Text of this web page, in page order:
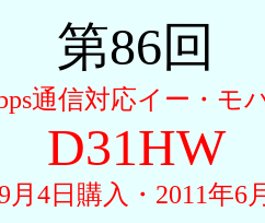
第86回
通信対応イー・モ
D31HW
9月4日購入・2011年6